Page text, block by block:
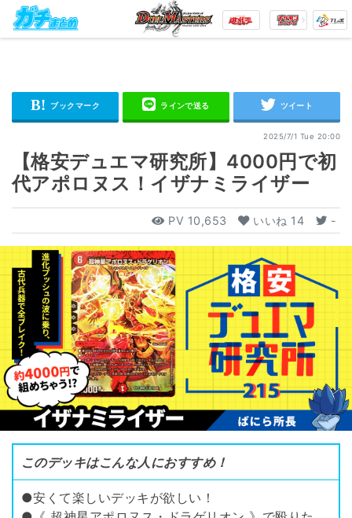
2025/7/1 Tue 20:00
【格安デュエマ研究所】4000円で初
代アポロヌス！イザナミライザー
PV 10,653 いいね 14 -
このデッキはこんな人におすすめ！
●安くて楽しいデッキが欲しい！